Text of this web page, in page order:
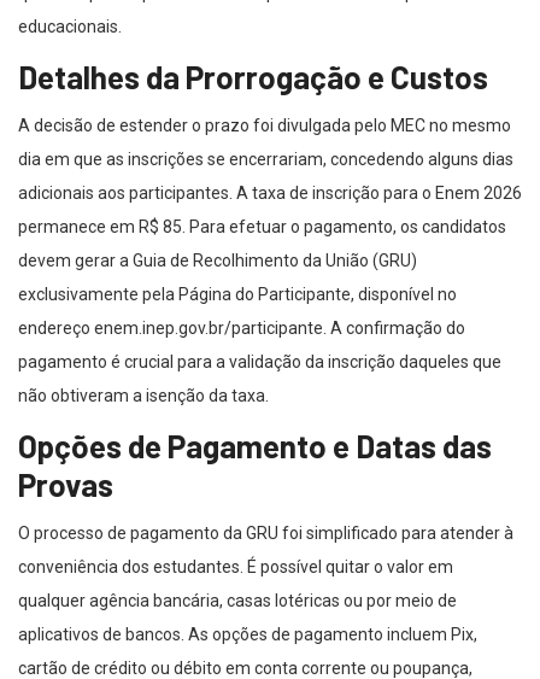
educacionais.
Detalhes da Prorrogação e Custos
A decisão de estender o prazo foi divulgada pelo MEC no mesmo
dia em que as inscrições se encerrariam, concedendo alguns dias
adicionais aos participantes. A taxa de inscrição para o Enem 2026
permanece em R$ 85. Para efetuar o pagamento, os candidatos
devem gerar a Guia de Recolhimento da União (GRU)
exclusivamente pela Página do Participante, disponível no
endereço enem.inep.gov.br/participante. A confirmação do
pagamento é crucial para a validação da inscrição daqueles que
não obtiveram a isenção da taxa.
Opções de Pagamento e Datas das
Provas
O processo de pagamento da GRU foi simplificado para atender à
conveniência dos estudantes. É possível quitar o valor em
qualquer agência bancária, casas lotéricas ou por meio de
aplicativos de bancos. As opções de pagamento incluem Pix,
cartão de crédito ou débito em conta corrente ou poupança,